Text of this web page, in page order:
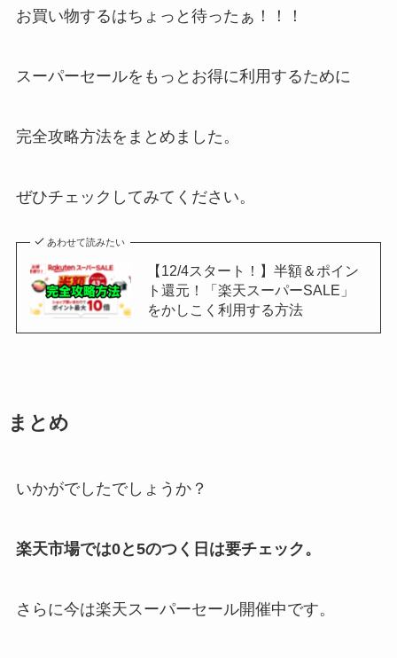
お買い物するはちょっと待ったぁ！！！
スーパーセールをもっとお得に利用するために
完全攻略方法をまとめました。
ぜひチェックしてみてください。
あわせて読みたい
【12/4スタート！】半額＆ポイン
ト還元！「楽天スーパーSALE」
をかしこく利用する方法
まとめ
いかがでしたでしょうか？
楽天市場では0と5のつく日は要チェック。
さらに今は楽天スーパーセール開催中です。